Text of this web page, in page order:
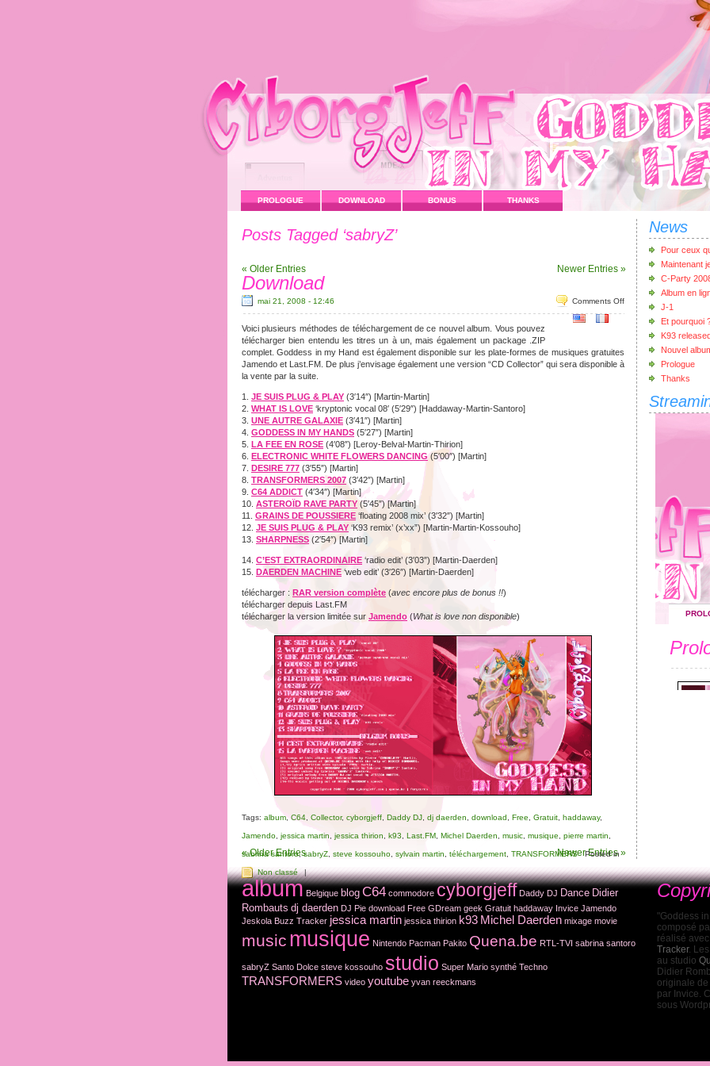
PROLOGUE DOWNLOAD BONUS THANKS
Posts Tagged ‘sabryZ’
« Older Entries Newer Entries »
Download
mai 21, 2008 - 12:46 Comments Off
Voici plusieurs méthodes de téléchargement de ce nouvel album. Vous pouvez
télécharger bien entendu les titres un à un, mais également un package .ZIP
complet. Goddess in my Hand est également disponible sur les plate-formes de musiques gratuites
Jamendo et Last.FM. De plus j’envisage également une version “CD Collector” qui sera disponible à
la vente par la suite.
1. JE SUIS PLUG & PLAY (3′14″) [Martin-Martin]
2. WHAT IS LOVE ‘kryptonic vocal 08′ (5′29″) [Haddaway-Martin-Santoro]
3. UNE AUTRE GALAXIE (3′41″) [Martin]
4. GODDESS IN MY HANDS (5′27″) [Martin]
5. LA FEE EN ROSE (4′08″) [Leroy-Belval-Martin-Thirion]
6. ELECTRONIC WHITE FLOWERS DANCING(5′00″) [Martin]
7. DESIRE 777 (3′55″) [Martin]
8. TRANSFORMERS 2007 (3′42″) [Martin]
9. C64 ADDICT (4′34″) [Martin]
10. ASTEROÏD RAVE PARTY (5′45″) [Martin]
11. GRAINS DE POUSSIERE ‘floating 2008 mix’ (3′32″) [Martin]
12. JE SUIS PLUG & PLAY ‘K93 remix’ (x’xx”) [Martin-Martin-Kossouho]
13. SHARPNESS (2′54″) [Martin]
14. C’EST EXTRAORDINAIRE ‘radio edit’ (3′03″) [Martin-Daerden]
15. DAERDEN MACHINE ‘web edit’ (3′26″) [Martin-Daerden]
télécharger : RAR version complète (avec encore plus de bonus !!)
télécharger depuis Last.FM
télécharger la version limitée sur Jamendo (What is love non disponible)
Tags: album C64 Collector, cyborgjeff Daddy DJ dj daerden download Free Gratuit haddaway,
Jamendo jessica martin jessica thirion k93 Last.FM Michel Daerden music musique pierre martin
sabrina santoro,sabryZ steve kossouho sylvain martin téléchargement TRANSFORMERSPosted in
Non classé |
« Older Entries Newer Entries »
News
Pour ceux
Maintenant
C-Party
Album en
J-1
Et pourquoi
K93
Nouvel
Prologue
Thanks
album Belgique blog C64 commodore cyborgjeff Daddy DJ Dance Didier
Rombauts dj daerden DJ Pie download Free GDream geek Gratuit haddaway Invice Jamendo
Jeskola Buzz Tracker jessica martin jessica thirion k93 Michel Daerden mixage movie
music musique Nintendo Pacman Pakito Quena.be RTL-TVI sabrina santoro
sabryZ Santo Dolce steve kossouho studio Super Mario synthé Techno
TRANSFORMERS video youtube yvan reeckmans
"Goddess
composé
réalisé
Tracker.
au studio
Didier
originale
par Invice.
sous